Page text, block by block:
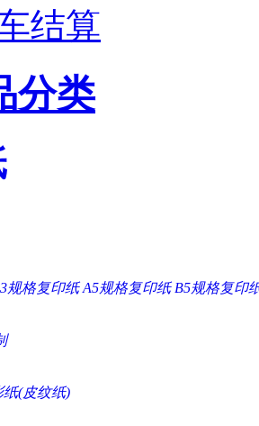
结算
分类
规格复印纸 A5规格复印纸 B5规格复印
纸(皮纹纸)